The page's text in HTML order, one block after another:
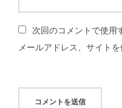
次回のコメントで使用
メールアドレス、サイトを